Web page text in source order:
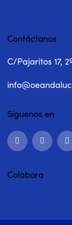
Contáctanos
C/Pajaritos 17,
Síguenos en
Colabora